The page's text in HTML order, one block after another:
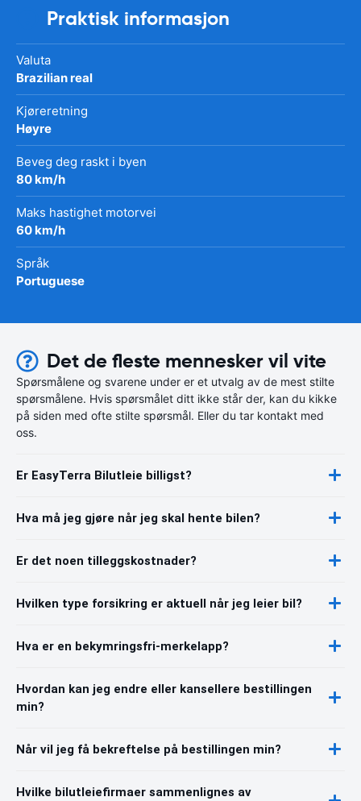
Praktisk informasjon
Valuta
Brazilian real
Kjøreretning
Høyre
Beveg deg raskt i byen
80 km/h
Maks hastighet motorvei
60 km/h
Språk
Portuguese
Det de fleste mennesker vil vite
Spørsmålene og svarene under er et utvalg av de mest stilte
spørsmålene. Hvis spørsmålet ditt ikke står der, kan du kikke
på siden med ofte stilte spørsmål. Eller du tar kontakt med
oss.
Er EasyTerra Bilutleie billigst?
Hva må jeg gjøre når jeg skal hente bilen?
Er det noen tilleggskostnader?
Hvilken type forsikring er aktuell når jeg leier bil?
Hva er en bekymringsfri-merkelapp?
Hvordan kan jeg endre eller kansellere bestillingen
min?
Når vil jeg få bekreftelse på bestillingen min?
Hvilke bilutleiefirmaer sammenlignes av